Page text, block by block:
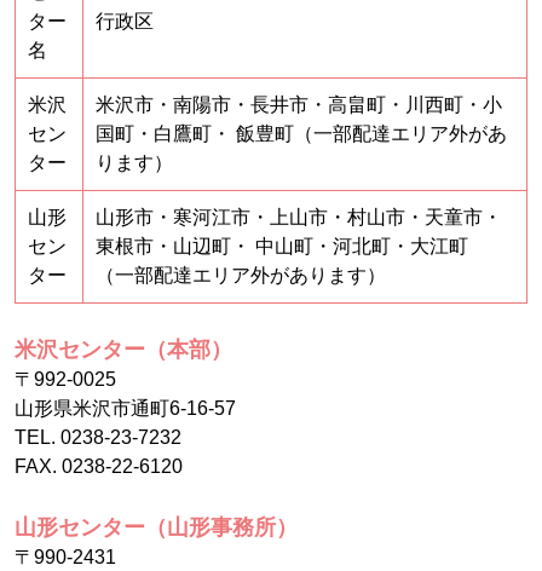
ター
名
行政区
米沢
セン
ター
米沢市・南陽市・長井市・高畠町・川西町・小
国町・白鷹町・ 飯豊町（一部配達エリア外があ
ります）
山形
セン
ター
山形市・寒河江市・上山市・村山市・天童市・
東根市・山辺町・ 中山町・河北町・大江町
（一部配達エリア外があります）
米沢センター（本部）
〒992-0025
山形県米沢市通町6-16-57
TEL. 0238-23-7232
FAX. 0238-22-6120
山形センター（山形事務所）
〒990-2431